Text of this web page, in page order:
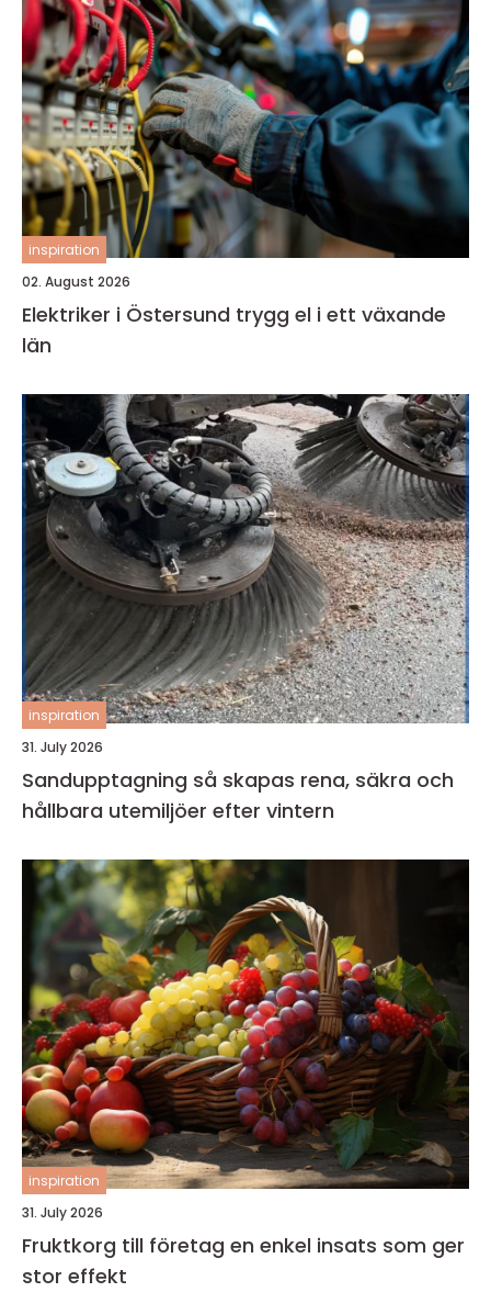
inspiration
02. August 2026
Elektriker i Östersund trygg el i ett växande
län
inspiration
31. July 2026
Sandupptagning så skapas rena, säkra och
hållbara utemiljöer efter vintern
inspiration
31. July 2026
Fruktkorg till företag en enkel insats som ger
stor effekt